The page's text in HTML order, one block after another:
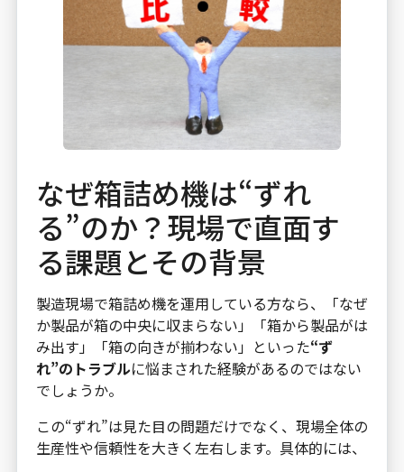
なぜ箱詰め機は“ずれ
る”のか？現場で直面す
る課題とその背景
製造現場で箱詰め機を運用している方なら、「なぜ
か製品が箱の中央に収まらない」「箱から製品がは
み出す」「箱の向きが揃わない」といった“ず
れ”のトラブルに悩まされた経験があるのではない
でしょうか。
この“ずれ”は見た目の問題だけでなく、現場全体の
生産性や信頼性を大きく左右します。具体的には、